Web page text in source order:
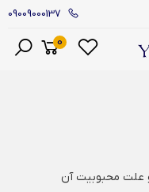
09009000137
0
و علت محبوبیت آن